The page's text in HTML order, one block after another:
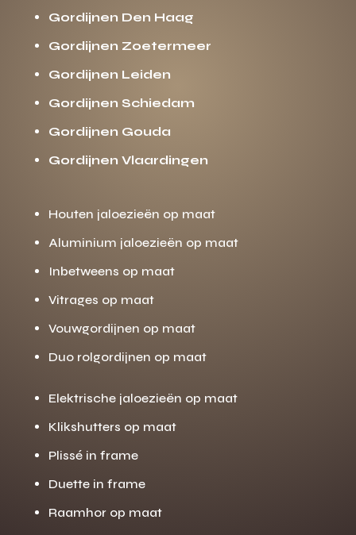
Gordijnen Den Haag
Gordijnen Zoetermeer
Gordijnen Leiden
Gordijnen Schiedam
Gordijnen Gouda
Gordijnen Vlaardingen
Houten jaloezieën op maat
Aluminium jaloezieën op maat
Inbetweens op maat
Vitrages op maat
Vouwgordijnen op maat
Duo rolgordijnen op maat
Elektrische jaloezieën op maat
Klikshutters op maat
Plissé in frame
Duette in frame
Raamhor op maat